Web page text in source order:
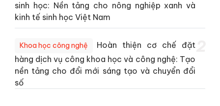
sinh học: Nền tảng cho nông nghiệp xanh và
kinh tế sinh học Việt Nam
Khoa học công nghệ
Hoàn thiện cơ chế đặt
hàng dịch vụ công khoa học và công nghệ: Tạo
nền tảng cho đổi mới sáng tạo và chuyển đổi
số